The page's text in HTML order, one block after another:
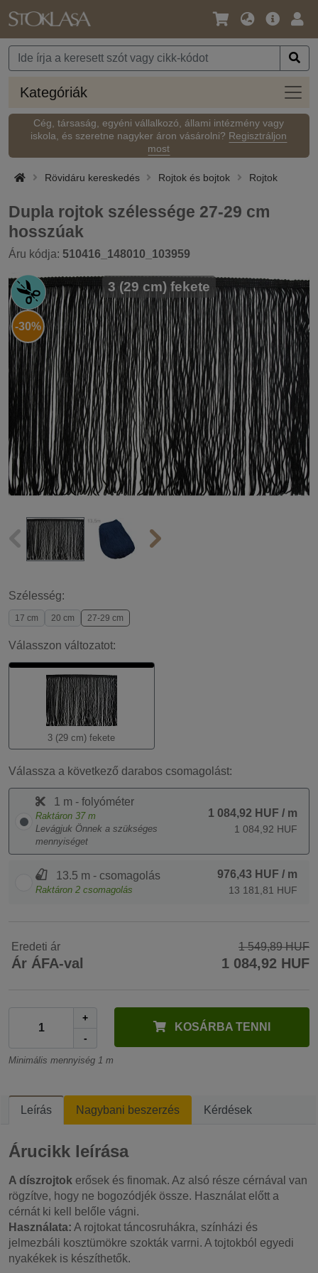
Nyelv
Pénznem
Fő
Kategóriák
Cég, társaság, egyéni vállalkozó, állami intézmény vagy
iskola, és szeretne nagyker áron vásárolni? Regisztráljon
most
Rövidáru kereskedés Rojtok és bojtok Rojtok
Dupla rojtok szélessége 27-29 cm
hosszúak
Áru kódja: 510416_148010_103959
-30%
3 (29 cm) fekete
Szélesség:
17 cm 20 cm 27-29 cm
Válasszon változatot:
3 (29 cm) fekete
Válassza a következő darabos csomagolást:
1 m - folyóméter
Raktáron 37 m
Levágjuk Önnek a szükséges
mennyiséget
1 084,92 HUF / m
1 084,92 HUF
13.5 m - csomagolás
Raktáron 2 csomagolás
976,43 HUF / m
13 181,81 HUF
Eredeti ár 1 549,89 HUF
Ár ÁFA-val 1 084,92 HUF
+
-
KOSÁRBA TENNI
Minimális mennyiség 1 m
Leírás Nagybani beszerzés Kérdések
Árucikk leírása
A díszrojtok erősek és finomak. Az alsó része cérnával van
rögzítve, hogy ne bogozódjék össze. Használat előtt a
cérnát ki kell belőle vágni.
Használata: A rojtokat táncosruhákra, színházi és
jelmezbáli kosztümökre szokták varrni. A tojtokból egyedi
nyakékek is készíthetők.